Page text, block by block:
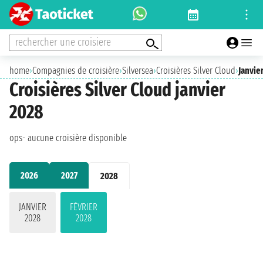
rechercher une croisiere
home›Compagnies de croisière›Silversea›Croisières Silver Cloud›
Croisières Silver Cloud janvier
2028
2026 2027 2028
JANVIER
2028
FÉVRIER
2028
ops- aucune croisière disponible